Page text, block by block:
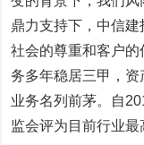
鼎力支持下，中信
社会的尊重和客户
务多年稳居三甲，
业务名列前茅。自
监会评为目前行业最